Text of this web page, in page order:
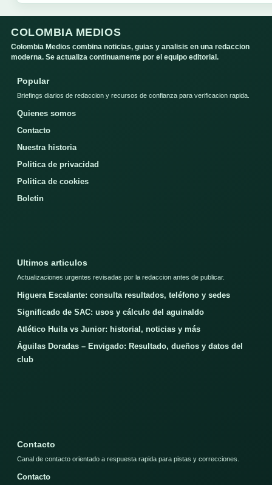
COLOMBIA MEDIOS
Colombia Medios combina noticias, guias y analisis en una redaccion
moderna. Se actualiza continuamente por el equipo editorial.
Popular
Briefings diarios de redaccion y recursos de confianza para verificacion rapida.
Quienes somos
Contacto
Nuestra historia
Politica de privacidad
Politica de cookies
Boletin
Ultimos articulos
Actualizaciones urgentes revisadas por la redaccion antes de publicar.
Higuera Escalante: consulta resultados, teléfono y sedes
Significado de SAC: usos y cálculo del aguinaldo
Atlético Huila vs Junior: historial, noticias y más
Águilas Doradas – Envigado: Resultado, dueños y datos del
club
Contacto
Canal de contacto orientado a respuesta rapida para pistas y correcciones.
Contacto